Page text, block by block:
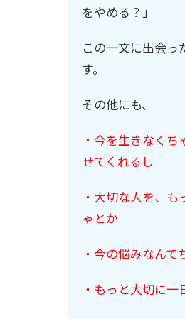
をやめる？」
この一文に出会っ
す。
その他にも、
・今を生きなく
せてくれるし
・大切な人を、
ゃとか
・今の悩みなん
・もっと大切に一